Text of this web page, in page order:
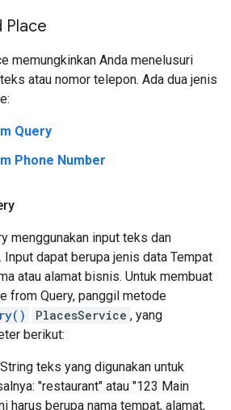
Place
memungkinkan Anda menelusuri
atau nomor telepon. Ada dua jenis
Query
Phone Number
menggunakan input teks dan
dapat berupa jenis data Tempat
atau alamat bisnis. Untuk membuat
from Query, panggil metode
PlacesService , yang
berikut:
teks yang digunakan untuk
"restaurant" atau "123 Main
harus berupa nama tempat, alamat,